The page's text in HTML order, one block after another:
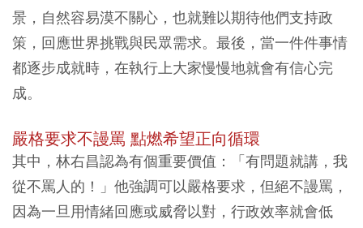
景，自然容易漠不關心，也就難以期待他們支持政
策，回應世界挑戰與民眾需求。最後，當一件件事情
都逐步成就時，在執行上大家慢慢地就會有信心完
成。
嚴格要求不謾罵 點燃希望正向循環
其中，林右昌認為有個重要價值：「有問題就講，我
從不罵人的！」他強調可以嚴格要求，但絕不謾罵，
因為一旦用情緒回應或威脅以對，行政效率就會低